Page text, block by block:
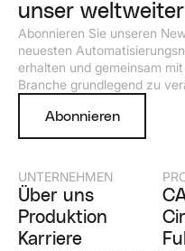
unser
Abonnieren Sie unseren
neuesten
erhalten und gemeinsam
Branche grundlegend zu
Abonnieren
UNTERNEHMEN
Über uns
Produktion
Karriere